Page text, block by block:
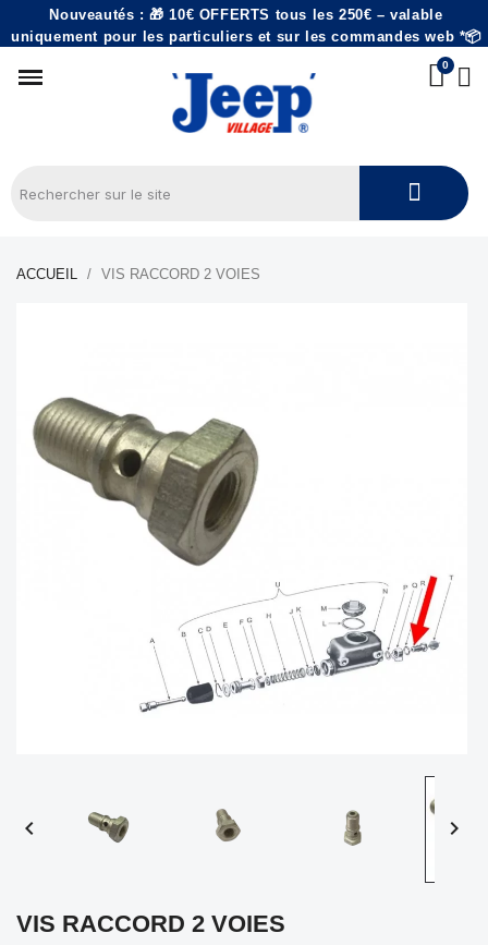
Nouveautés : 🎁 10€ OFFERTS tous les 250€ – valable
uniquement pour les particuliers et sur les commandes web *📦
ACCUEIL VIS RACCORD 2 VOIES
 
VIS RACCORD 2 VOIES